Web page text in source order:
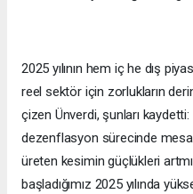
2025 yılının hem iç he dış
reel sektör için zorlukların
çizen Ünverdi, şunları
dezenflasyon sürecinde
üreten kesimin güçlükleri
başladığımız 2025 yılında